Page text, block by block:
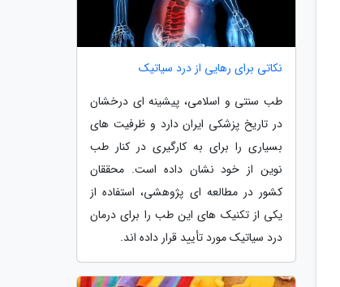
نکاتی برای رهایی از درد سیاتیک
طب سنتی و اسلامی، پیشینه ای درخشان
در تاریخ پزشکی ایران دارد و ظرفیت های
بسیاری را برای به کارگیری در کنار طب
نوین از خود نشان داده است. محققان
کشور در مطالعه ای پژوهشی، استفاده از
یکی از تکنیک های این طب را برای درمان
درد سیاتیک مورد تأیید قرار داده اند.